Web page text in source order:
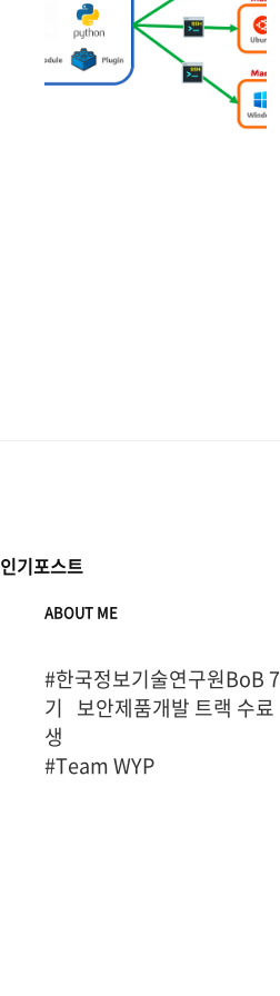
인기포스트
ABOUT ME
#한국정보기술연구원BoB 7
기   보안제품개발 트랙 수료
생
#Team WYP